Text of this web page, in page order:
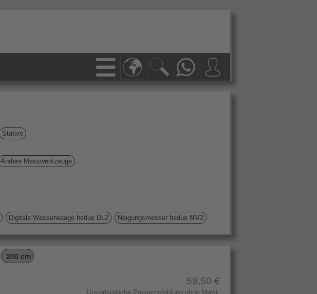
Stative
Andere Messwerkzeuge
Digitale Wasserwaage hedue DL2 Neigungsmesser hedue NM2
200 cm
59,50 €
Unverbindliche Preisempfehlung ohne Mwst.